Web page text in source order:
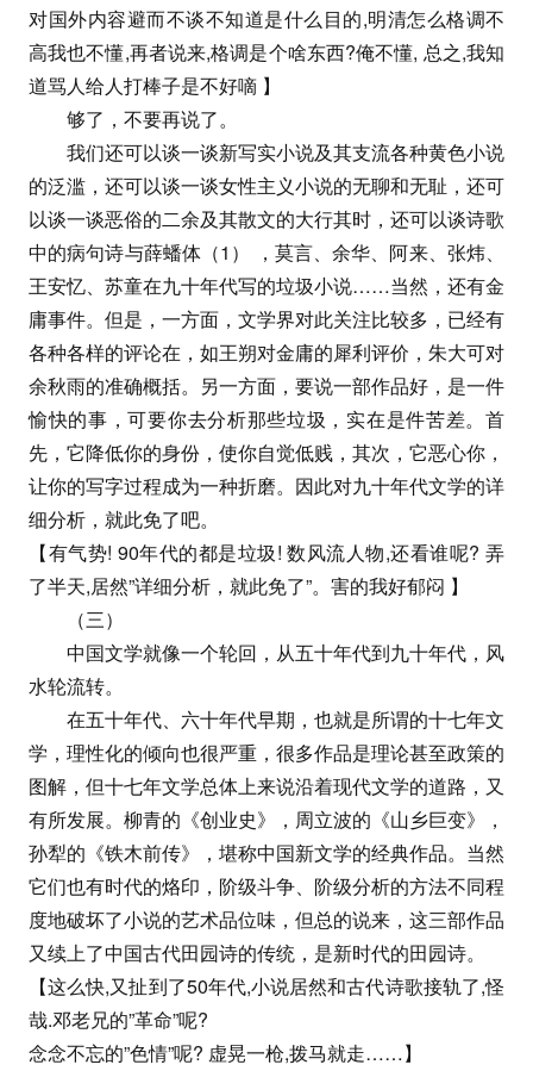
对国外内容避而不谈不知道是什么目的,明清怎么格调不
高我也不懂,再者说来,格调是个啥东西?俺不懂, 总之,我知
道骂人给人打棒子是不好嘀 】
够了，不要再说了。
我们还可以谈一谈新写实小说及其支流各种黄色小说
的泛滥，还可以谈一谈女性主义小说的无聊和无耻，还可
以谈一谈恶俗的二余及其散文的大行其时，还可以谈诗歌
中的病句诗与薛蟠体（1） ，莫言、余华、阿来、张炜、
王安忆、苏童在九十年代写的垃圾小说……当然，还有金
庸事件。但是，一方面，文学界对此关注比较多，已经有
各种各样的评论在，如王朔对金庸的犀利评价，朱大可对
余秋雨的准确概括。另一方面，要说一部作品好，是一件
愉快的事，可要你去分析那些垃圾，实在是件苦差。首
先，它降低你的身份，使你自觉低贱，其次，它恶心你，
让你的写字过程成为一种折磨。因此对九十年代文学的详
细分析，就此免了吧。
【有气势! 90年代的都是垃圾! 数风流人物,还看谁呢? 弄
了半天,居然”详细分析，就此免了”。害的我好郁闷 】
（三）
中国文学就像一个轮回，从五十年代到九十年代，风
水轮流转。
在五十年代、六十年代早期，也就是所谓的十七年文
学，理性化的倾向也很严重，很多作品是理论甚至政策的
图解，但十七年文学总体上来说沿着现代文学的道路，又
有所发展。柳青的《创业史》，周立波的《山乡巨变》，
孙犁的《铁木前传》，堪称中国新文学的经典作品。当然
它们也有时代的烙印，阶级斗争、阶级分析的方法不同程
度地破坏了小说的艺术品位味，但总的说来，这三部作品
又续上了中国古代田园诗的传统，是新时代的田园诗。
【这么快,又扯到了50年代,小说居然和古代诗歌接轨了,怪
哉.邓老兄的”革命”呢?
念念不忘的”色情”呢? 虚晃一枪,拨马就走……】